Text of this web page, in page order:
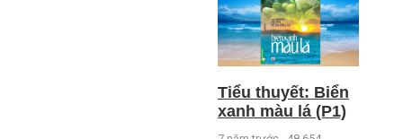
Tiểu thuyết: Biển
xanh màu lá (P1)